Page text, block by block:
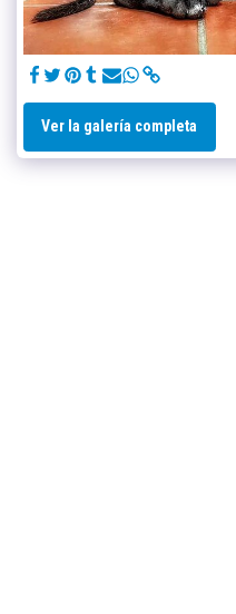
Ver la galería completa